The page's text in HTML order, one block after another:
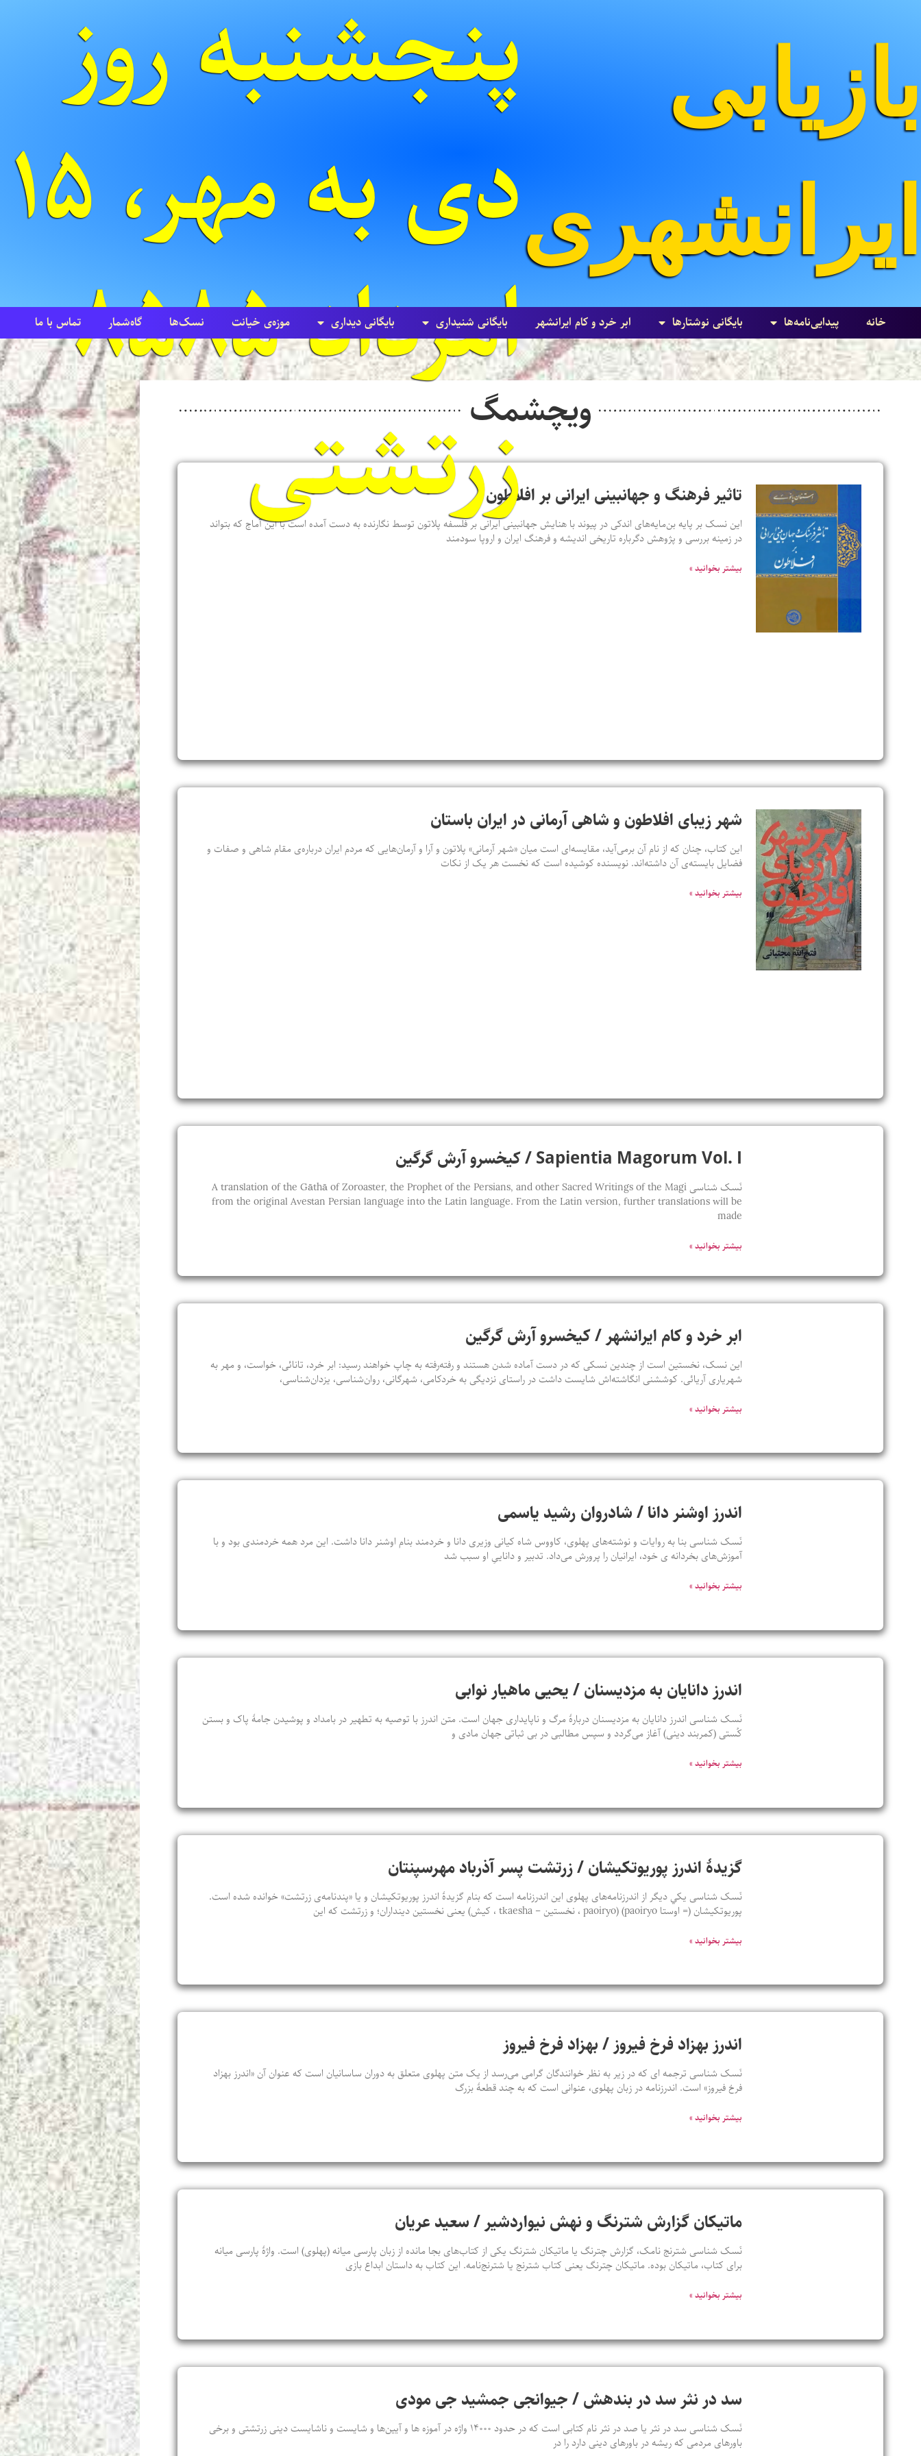
بازیابی
ایرانشهری
پنجشنبه روز
دی به مهر، ۱۵
امرداد ۸۵۸۵
زرتشتی
خانه پیدایی‌نامه‌ها بایگانی نوشتارها ابر خرد و کام ایرانشهر بایگانی شنيداری بایگانی ديداری موزه‌ی خیانت نسک‌ها گاه‌شمار تماس با ما
ویچشمگ
تاثیر فرهنگ و جهانبینی ایرانی بر افلاطون
این نسک بر پایه بن‌مایه‌های اندکی در پیوند با هنایش جهانبینی ایرانی بر فلسفه پلاتون توسط نگارنده به دست آمده است با این آماج که بتواند
در زمینه بررسی و پژوهش دگرباره تاریخی اندیشه و فرهنگ ایران و اروپا سودمند
بیشتر بخوانید »
شهر زیبای افلاطون و شاهی آرمانی در ایران باستان
این کتاب، چنان که از نام آن برمی‌آید، مقایسه‌ای‌ است میان «شهر آرمانی» پلاتون و آرا و آرمان‌هایی که مردم ایران درباره‌‌ی مقام شاهی و صفات و
فضایل بایسته‌ی آن داشته‌اند. نویسنده کوشیده است که نخست هر یک از نکات
بیشتر بخوانید »
Sapientia Magorum Vol. I / کیخسرو آرش گرگین
نَسک شناسی A translation of the Gāthā of Zoroaster, the Prophet of the Persians, and other Sacred Writings of the Magi
from the original Avestan Persian language into the Latin language. From the Latin version, further translations will be
made
بیشتر بخوانید »
ابر خرد و کام ایرانشهر / کیخسرو آرش گرگین
این نسک، نخستین است از چندین نسکی که در دست آماده شدن هستند و رفته‌رفته به چاپ خواهند رسید: ابر خرد، تانائی، خواست، و مهر به
شهریاری آریائی. کوششنی انگاشته‌اش شایست داشت در راستای نزدیگی به خردکامی، شهرگانی، روان‌شناسی، یزدان‌شناسی،
بیشتر بخوانید »
اندرز اوشنر دانا / شادروان رشید یاسمی
نَسک شناسی بنا به روایات و نوشته‌های پهلوی، کاووس شاه کیانی وزیری دانا و خردمند بنام اوشنر دانا داشت. این مرد همه خردمندی بود و با
آموزش‌های بخردانه ی خود، ایرانیان را پرورش می‌داد. تدبیر و داناییِ او سبب شد
بیشتر بخوانید »
اندرز دانایان به مزدیسنان / یحیی ماهیار نوابی
نَسک شناسی اندرز دانایان به مزدیسنان دربارهٔ مرگ و ناپایداری جهان است. متن اندرز با توصیه به تطهیر در بامداد و پوشیدن جامهٔ پاک و بستن
کُستی (کمربند دینی) آغاز می‌گردد و سپس مطالبی در بی‌ ثباتی جهان مادی و
بیشتر بخوانید »
گزيدۀ اندرز پوريوتکيشان / زرتشت پسر آذرباد مهرسپنتان
نَسک شناسی يکي ديگر از اندرزنامه‌های پهلوی اين اندرزنامه است که بنام گزيدۀ اندرز پوريوتکيشان و يا «پندنامه‌ی زرتشت» خوانده شده است.
پوريوتکيشان (= اوستا paoiryo) (paoiryo ، نخستين – tkaesha ، کيش) يعنی نخستين دينداران؛ و زرتشت که اين
بیشتر بخوانید »
اندرز بهزاد فرخ فیروز / بهزاد فرخ فیروز
نَسک شناسی ترجمه ای که در زیر به نظر خوانندگان گرامی می‌رسد از یک متن پهلوی متعلق به دوران ساسانیان است که عنوان آن «اندرز بهزاد
فرخ فیروز» است. اندرزنامه در زبان پهلوی، عنوانی است که به چند قطعۀ بزرگ
بیشتر بخوانید »
ماتیکان گزارش شترنگ و نهش نیواردشیر / سعید عریان
نَسک شناسی شترنج نامک، گزارش چترنگ یا ماتیکان شترنگ یکی از کتاب‌های بجا مانده از زبان پارسی میانه (پهلوی) است. واژۀ پارسی میانه
برای کتاب، ماتیکان بوده. ماتیکان چترنگ یعنی کتاب شترنج یا شترنج‌نامه. این کتاب به داستان ابداع بازی
بیشتر بخوانید »
سد در نثر سد در بندهش / جیوانجی جمشید جی مودی
نَسک شناسی سد در نثر یا صد در نثر نام کتابی است که در حدود ۱۴۰۰۰ واژه در آموزه‌ ها و آیین‌ها و شایست و ناشایست دینی زرتشتی و برخی
باورهای مردمی که ریشه در باورهای دینی دارد را در